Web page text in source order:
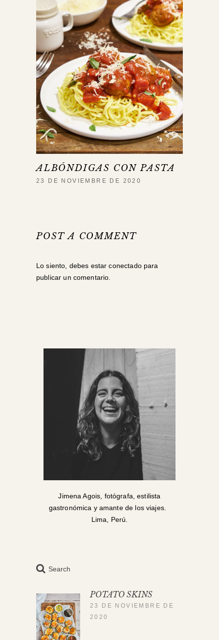
ALBÓNDIGAS CON PASTA
23 DE NOVIEMBRE DE 2020
POST A COMMENT
Lo siento, debes estarconectadopara
publicar un comentario.
Jimena Agois, fotógrafa, estilista
gastronómica y amante de los viajes.
Lima, Perú.
Search
POTATO SKINS
23 DE NOVIEMBRE DE
2020